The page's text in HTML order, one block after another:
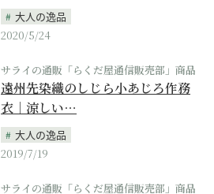
大人の逸品
2020/5/24
サライの通販「らくだ屋通信販売部」商品
遠州先染織のしじら小あじろ作務
衣｜涼しい…
大人の逸品
2019/7/19
サライの通販「らくだ屋通信販売部」商品